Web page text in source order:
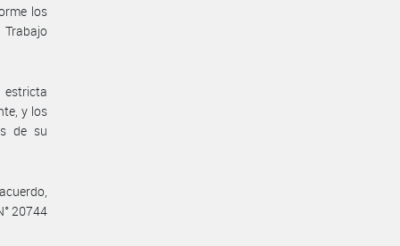
los
y los
de su
20744